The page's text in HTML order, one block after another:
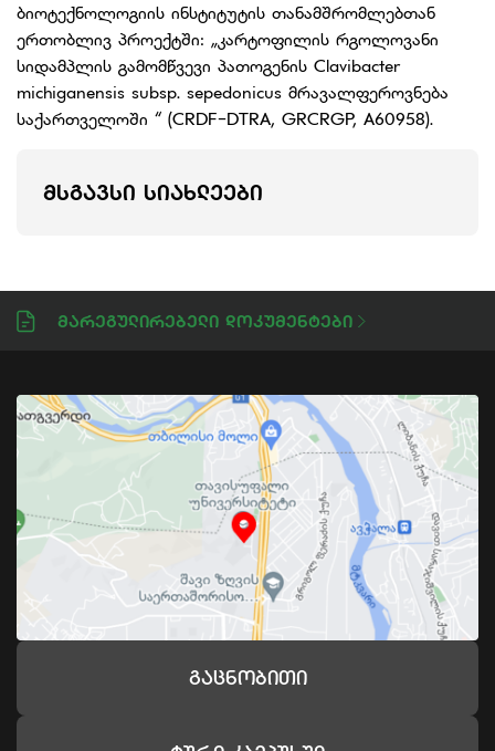
ბიოტექნოლოგიის ინსტიტუტის თანამშრომლებთან
ერთობლივ პროექტში: „კარტოფილის რგოლოვანი
სიდამპლის გამომწვევი პათოგენის Clavibacter
michiganensis subsp. sepedonicus მრავალფეროვნება
საქართველოში “ (CRDF-DTRA, GRCRGP, A60958).
ᲛᲡᲒᲐᲕᲡᲘ ᲡᲘᲐᲮᲚᲔᲔᲑᲘ
Მარეგულირებელი Დოკუმენტები
Გაცნობითი